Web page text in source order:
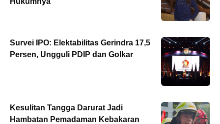
Survei IPO: Elektabilitas Gerindra 17,5
Persen, Ungguli PDIP dan Golkar
Kesulitan Tangga Darurat Jadi
Hambatan Pemadaman Kebakaran